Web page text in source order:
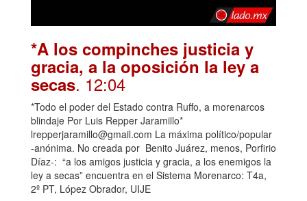
*A los compinches justicia y
gracia, a la oposición la ley a
secas. 12:04
*Todo el poder del Estado contra Ruffo, a morenarcos
blindaje Por Luis Repper Jaramillo*
lrepperjaramillo@gmail.com La máxima político/popular
-anónima. No creada por Benito Juárez, menos, Porfirio
Díaz-: “a los amigos justicia y gracia, a los enemigos la
ley a secas” encuentra en el Sistema Morenarco: T4a,
2º PT, López Obrador, UIJE